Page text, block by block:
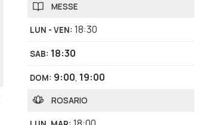
MESSE
LUN - VEN: 18:30
SAB: 18:30
DOM: 9:00, 19:00
ROSARIO